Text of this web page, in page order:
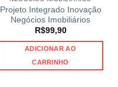
Projeto Integrado Inovação
Negócios Imobiliários
R$99,90
ADICIONAR AO
CARRINHO